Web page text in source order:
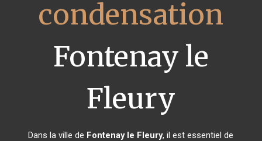
condensation
Fontenay le
Fleury
Dans la ville de Fontenay le Fleury, il est essentiel de